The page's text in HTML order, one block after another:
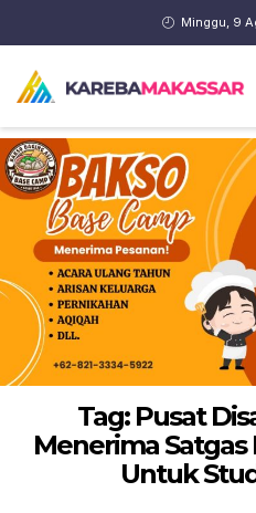
Minggu, 9
Tag: Pusat
Menerima
Untuk